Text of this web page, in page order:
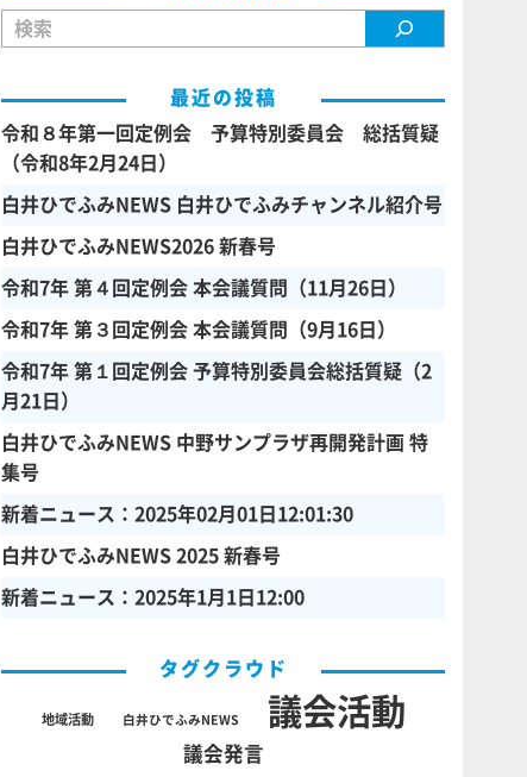
検索
最近の投稿
令和８年第一回定例会 予算特別委員会 総括質疑
（令和8年2月24日）
白井ひでふみNEWS 白井ひでふみチャンネル紹介号
白井ひでふみNEWS2026 新春号
令和7年 第４回定例会 本会議質問（11月26日）
令和7年 第３回定例会 本会議質問（9月16日）
令和7年 第１回定例会 予算特別委員会総括質疑（2
月21日）
白井ひでふみNEWS 中野サンプラザ再開発計画 特
集号
新着ニュース：2025年02月01日12:01:30
白井ひでふみNEWS 2025 新春号
新着ニュース：2025年1月1日12:00
タグクラウド
地域活動 白井ひでふみNEWS 議会活動
議会発言